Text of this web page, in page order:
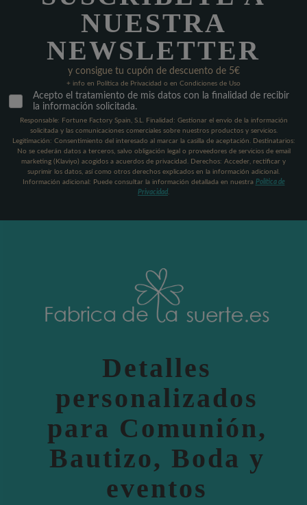
NUESTRA
NEWSLETTER
y consigue tu cupón de descuento de 5€
+ info en Política de Privacidad o en Condiciones de Uso
Acepto el tratamiento de mis datos con la finalidad de recibir
la información solicitada.
Responsable: Fortune Factory Spain, S.L. Finalidad: Gestionar el envío de la información
solicitada y las comunicaciones comerciales sobre nuestros productos y servicios.
Legitimación: Consentimiento del interesado al marcar la casilla de aceptación. Destinatarios:
No se cederán datos a terceros, salvo obligación legal o proveedores de servicios de email
marketing (Klaviyo) acogidos a acuerdos de privacidad. Derechos: Acceder, rectificar y
suprimir los datos, así como otros derechos explicados en la información adicional.
Información adicional: Puede consultar la información detallada en nuestra Política de
Privacidad.
Detalles
personalizados
para Comunión,
Bautizo, Boda y
eventos